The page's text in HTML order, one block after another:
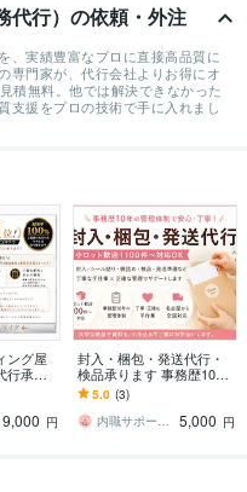
代行）の依頼・外注
、実績豊富なプロに直接高品質に
専門家が、代行会社よりお得にオ
積無料。他では解決できなかった
支援をプロの技術で手に入れまし
ング屋
承り
エリア
せた
ング
9,000 円
封入・梱包・発送代行・
検品承ります 事務歴10年
の管理体制で安心【小ロ
ット歓迎！】
5.0 (3)
内職サポート名古屋
5,000 円